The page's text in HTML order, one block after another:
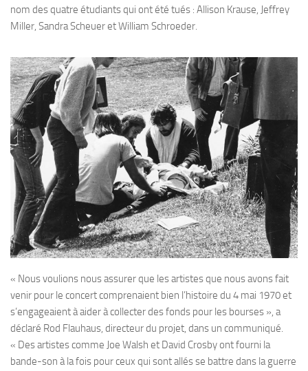
nom des quatre étudiants qui ont été tués : Allison Krause, Jeffrey
Miller, Sandra Scheuer et William Schroeder.
« Nous voulions nous assurer que les artistes que nous avons fait
venir pour le concert comprenaient bien l’histoire du 4 mai 1970 et
s’engageaient à aider à collecter des fonds pour les bourses », a
déclaré Rod Flauhaus, directeur du projet, dans un communiqué.
« Des artistes comme Joe Walsh et David Crosby ont fourni la
bande-son à la fois pour ceux qui sont allés se battre dans la guerre